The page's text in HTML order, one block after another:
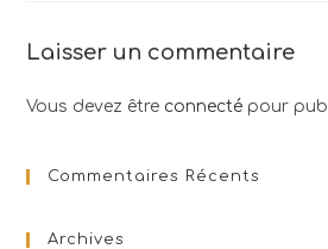
Laisser un commentaire
Vous devez être connecté pour
Commentaires Récents
Archives